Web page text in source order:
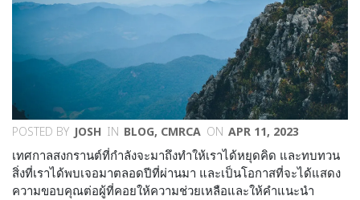
POSTED BY JOSH IN BLOG, CMRCA ON APR 11, 2023
เทศกาลสงกรานต์ที่กำลังจะมาถึงทำให้เราได้หยุดคิด และทบทวน
สิ่งที่เราได้พบเจอมาตลอดปีที่ผ่านมา และเป็นโอกาสที่จะได้แสดง
ความขอบคุณต่อผู้ที่คอยให้ความช่วยเหลือและให้คำแนะนำ